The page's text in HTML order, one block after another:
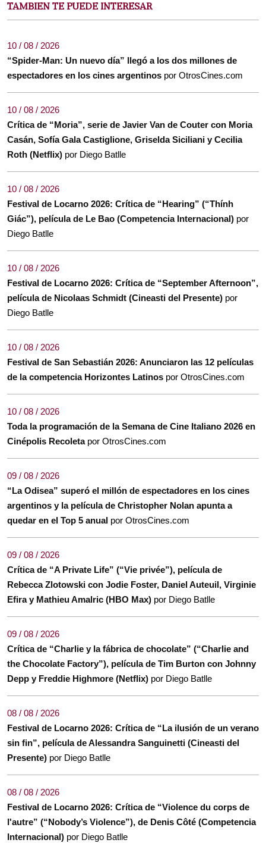
TAMBIEN TE PUEDE INTERESAR
10 / 08 / 2026
“Spider-Man: Un nuevo día” llegó a los dos millones de
espectadores en los cines argentinos por OtrosCines.com
10 / 08 / 2026
Crítica de “Moria”, serie de Javier Van de Couter con Moria
Casán, Sofía Gala Castiglione, Griselda Siciliani y Cecilia
Roth (Netflix) por Diego Batlle
10 / 08 / 2026
Festival de Locarno 2026: Crítica de “Hearing” (“Thính
Giác”), película de Le Bao (Competencia Internacional) por
Diego Batlle
10 / 08 / 2026
Festival de Locarno 2026: Crítica de “September Afternoon”,
película de Nicolaas Schmidt (Cineasti del Presente) por
Diego Batlle
10 / 08 / 2026
Festival de San Sebastián 2026: Anunciaron las 12 películas
de la competencia Horizontes Latinos por OtrosCines.com
10 / 08 / 2026
Toda la programación de la Semana de Cine Italiano 2026 en
Cinépolis Recoleta por OtrosCines.com
09 / 08 / 2026
“La Odisea” superó el millón de espectadores en los cines
argentinos y la película de Christopher Nolan apunta a
quedar en el Top 5 anual por OtrosCines.com
09 / 08 / 2026
Crítica de “A Private Life” (“Vie privée”), película de
Rebecca Zlotowski con Jodie Foster, Daniel Auteuil, Virginie
Efira y Mathieu Amalric (HBO Max) por Diego Batlle
09 / 08 / 2026
Crítica de “Charlie y la fábrica de chocolate” (“Charlie and
the Chocolate Factory”), película de Tim Burton con Johnny
Depp y Freddie Highmore (Netflix) por Diego Batlle
08 / 08 / 2026
Festival de Locarno 2026: Crítica de “La ilusión de un verano
sin fin”, película de Alessandra Sanguinetti (Cineasti del
Presente) por Diego Batlle
08 / 08 / 2026
Festival de Locarno 2026: Crítica de “Violence du corps de
l'autre” (“Nobody’s Violence”), de Denis Côté (Competencia
Internacional) por Diego Batlle